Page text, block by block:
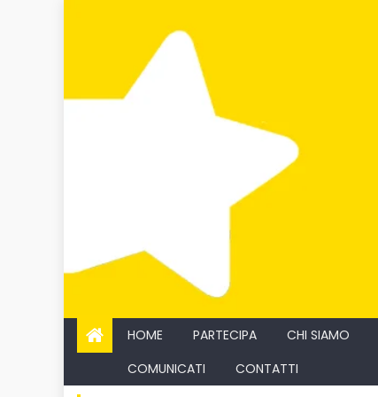
HOME PARTECIPA CHI SIAMO
COMUNICATI
CONTATTI